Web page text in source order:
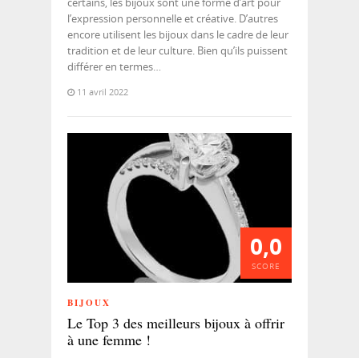
l’expression personnelle et créative. D’autres
encore utilisent les bijoux dans le cadre de leur
tradition et de leur culture. Bien qu’ils puissent
différer en termes…
11 avril 2022
0,0
SCORE
BIJOUX
Le Top 3 des meilleurs bijoux à offrir
à une femme !